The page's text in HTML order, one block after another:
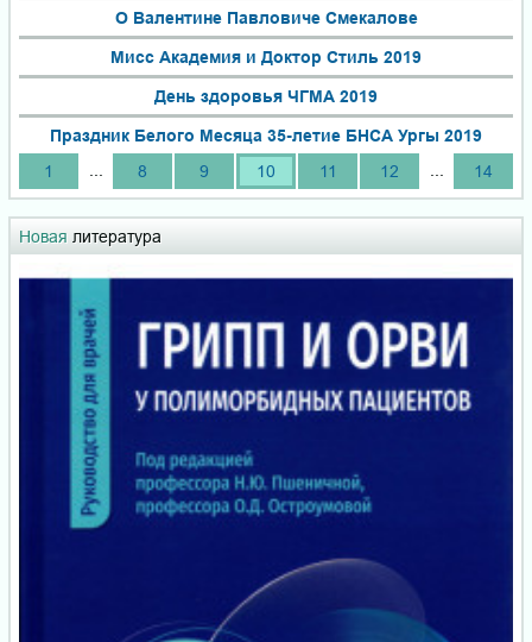
О Валентине Павловиче Смекалове
Мисс Академия и Доктор Стиль 2019
День здоровья ЧГМА 2019
Праздник Белого Месяца 35-летие БНСА Ургы 2019
1
8 9 10 11 12 14
Новая литература